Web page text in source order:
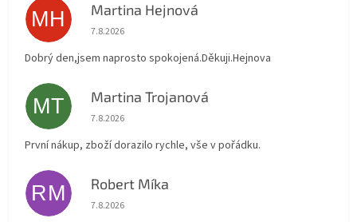
MH Martina Hejnová
Hodnocení obchodu je 5 z 5 hvězdiček.
7.8.2026
Dobrý den,jsem naprosto spokojená.Děkuji.Hejnova
MT Martina Trojanová
Hodnocení obchodu je 5 z 5 hvězdiček.
7.8.2026
První nákup, zboží dorazilo rychle, vše v pořádku.
RM Robert Míka
Hodnocení obchodu je 5 z 5 hvězdiček.
7.8.2026